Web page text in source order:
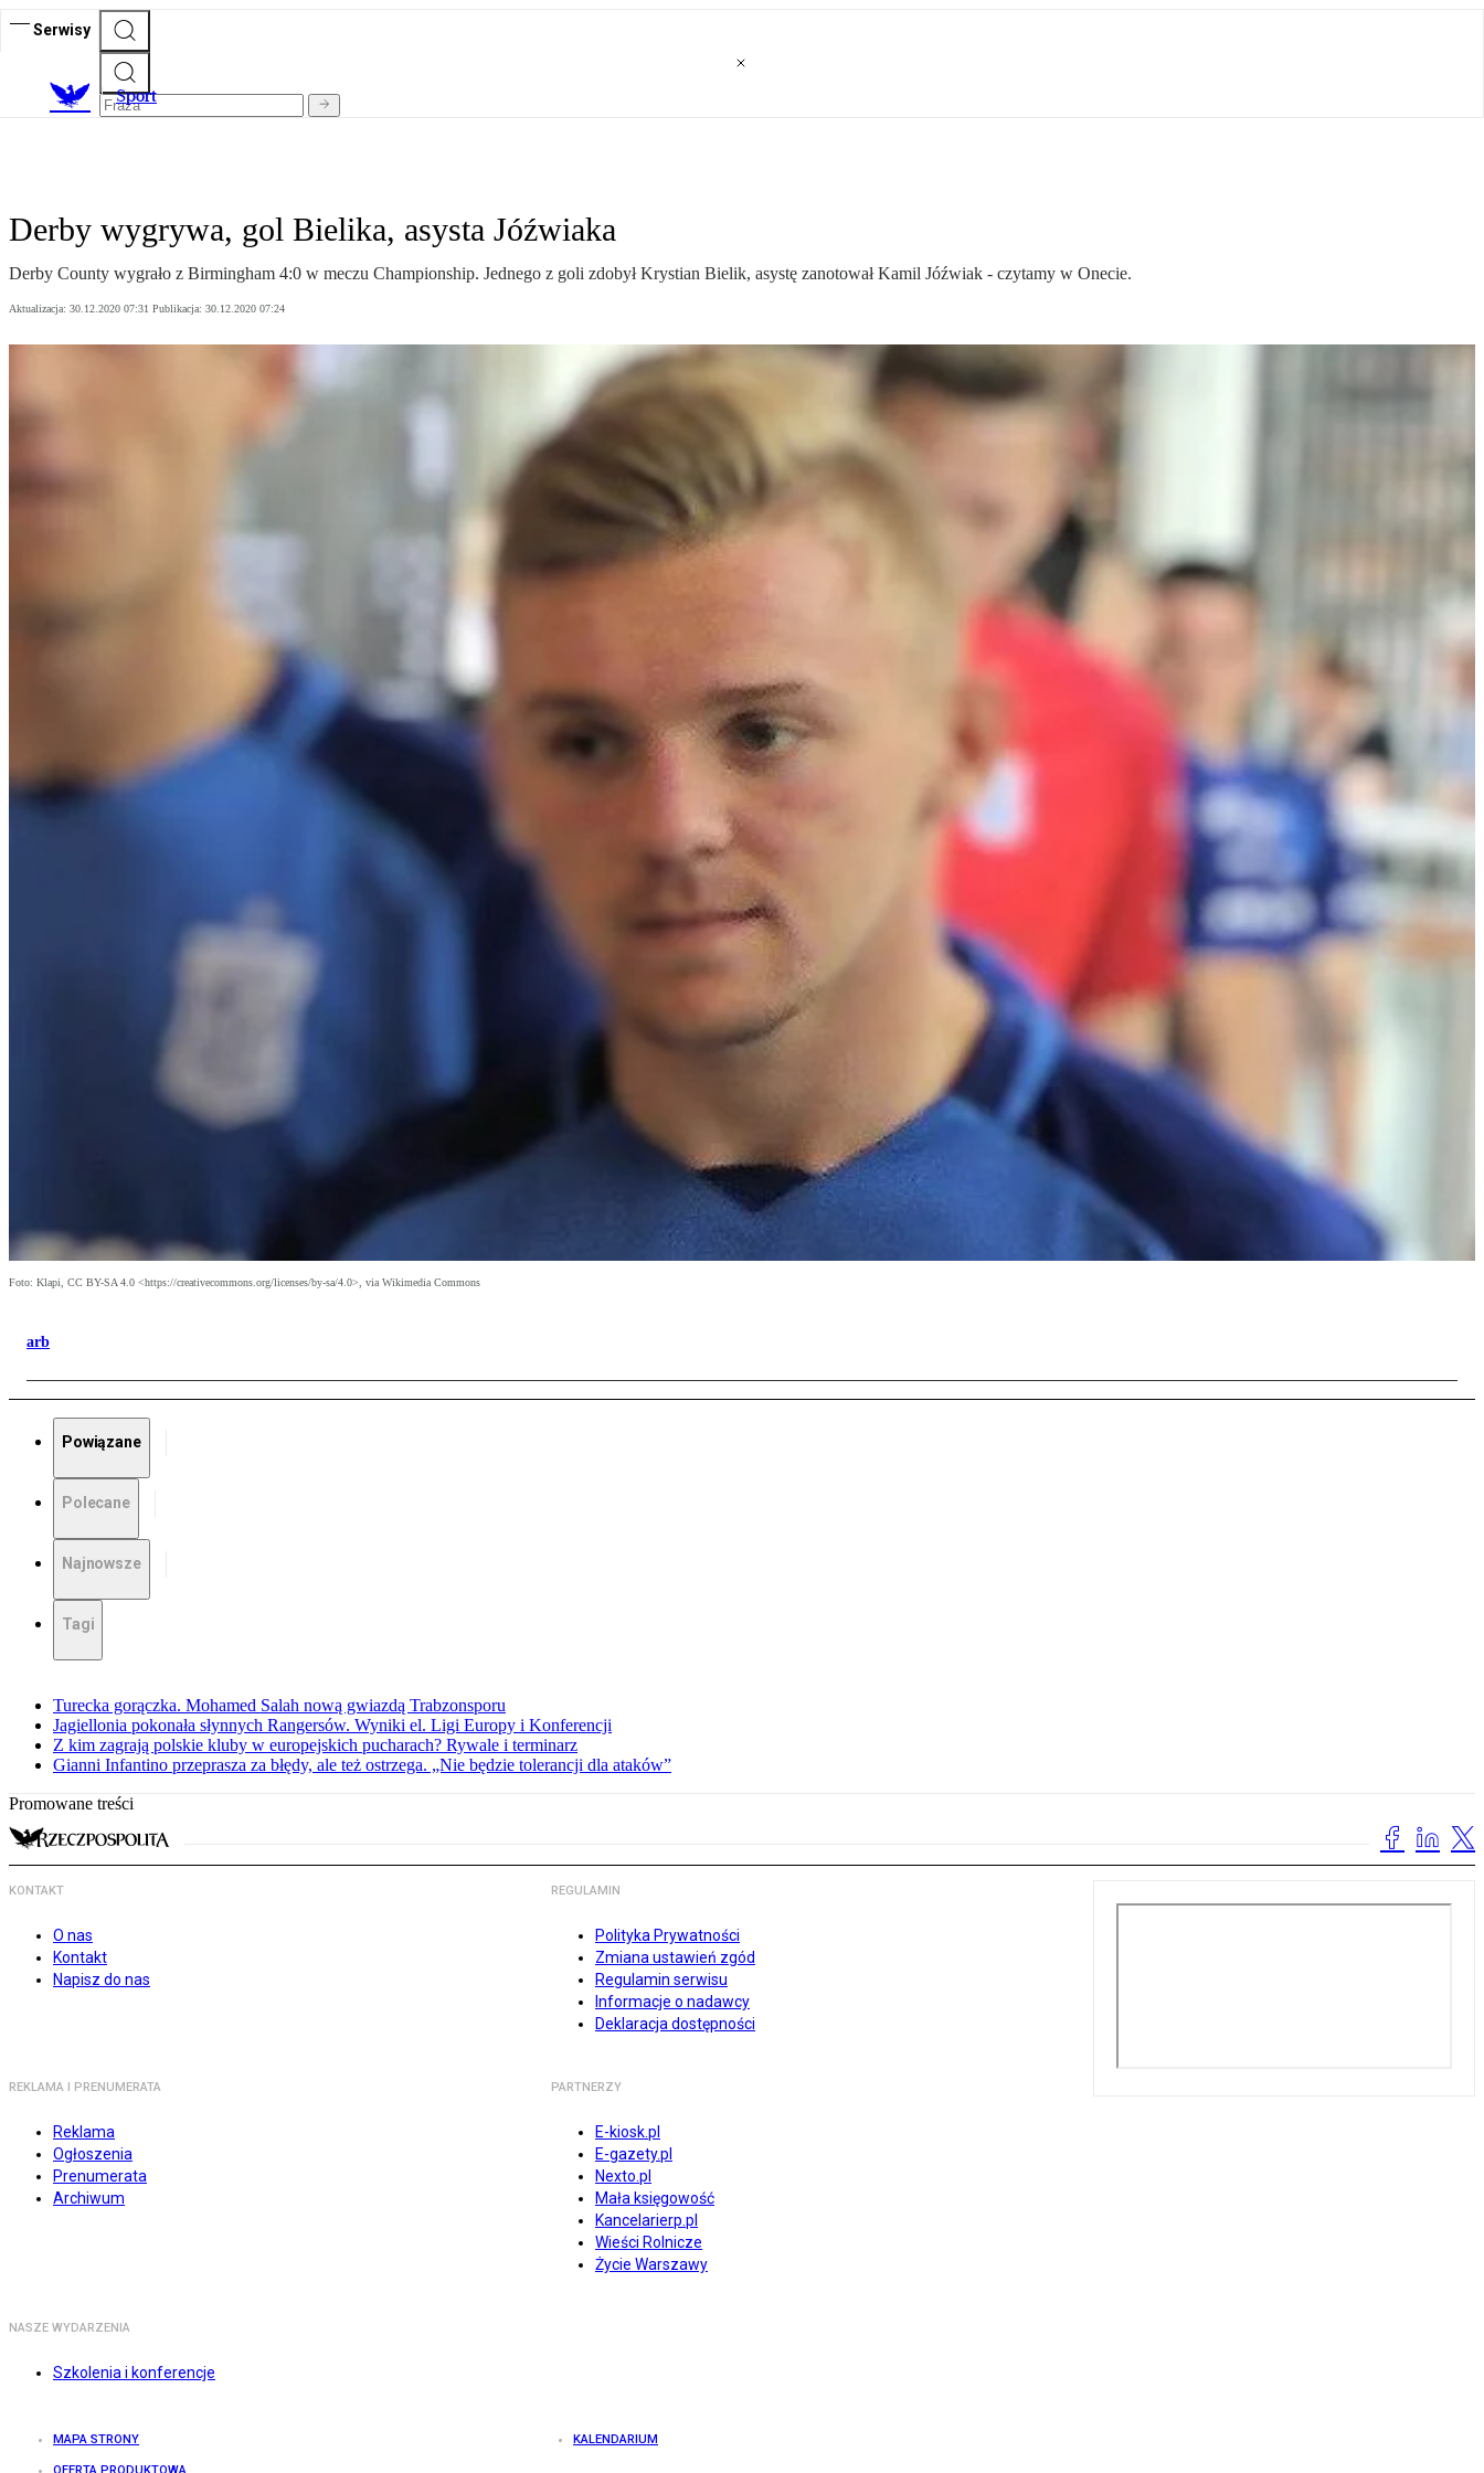
Serwisy
Sport
Derby wygrywa, gol Bielika, asysta Jóźwiaka
Derby County wygrało z Birmingham 4:0 w meczu Championship. Jednego z goli zdobył Krystian Bielik, asystę zanotował Kamil Jóźwiak - czytamy w Onecie.
Aktualizacja: 30.12.2020 07:31 Publikacja: 30.12.2020 07:24
Foto: Klapi, CC BY-SA 4.0 <https://creativecommons.org/licenses/by-sa/4.0>, via Wikimedia Commons
arb
Powiązane
Polecane
Najnowsze
Tagi
Turecka gorączka. Mohamed Salah nową gwiazdą Trabzonsporu
Jagiellonia pokonała słynnych Rangersów. Wyniki el. Ligi Europy i Konferencji
Z kim zagrają polskie kluby w europejskich pucharach? Rywale i terminarz
Gianni Infantino przeprasza za błędy, ale też ostrzega. „Nie będzie tolerancji dla ataków”
Promowane treści
KONTAKT
O nas
Kontakt
Napisz do nas
REGULAMIN
Polityka Prywatności
Zmiana ustawień zgód
Regulamin serwisu
Informacje o nadawcy
Deklaracja dostępności
REKLAMA I PRENUMERATA
Reklama
Ogłoszenia
Prenumerata
Archiwum
PARTNERZY
E-kiosk.pl
E-gazety.pl
Nexto.pl
Mała księgowość
Kancelarierp.pl
Wieści Rolnicze
Życie Warszawy
NASZE WYDARZENIA
Szkolenia i konferencje
MAPA STRONY KALENDARIUM